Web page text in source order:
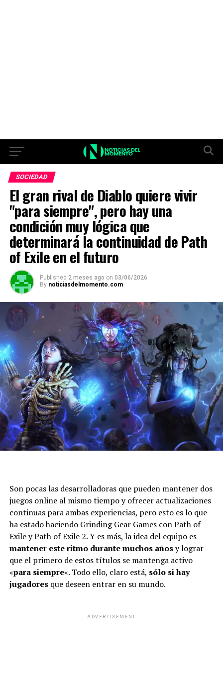
SOCIEDAD
El gran rival de Diablo quiere vivir
"para siempre", pero hay una
condición muy lógica que
determinará la continuidad de Path
of Exile en el futuro
Published 2 meses ago on 03/06/2026
By noticiasdelmomento.com
Son pocas las desarrolladoras que pueden mantener dos
juegos online al mismo tiempo y ofrecer actualizaciones
continuas para ambas experiencias, pero esto es lo que
ha estado haciendo Grinding Gear Games con Path of
Exile y Path of Exile 2. Y es más, la idea del equipo es
mantener este ritmo durante muchos añosy lograr
que el primero de estos títulos se mantenga activo
«para siempre«. Todo ello, claro está, sólo si hay
jugadoresque deseen entrar en su mundo.
ADVERTISEMENT